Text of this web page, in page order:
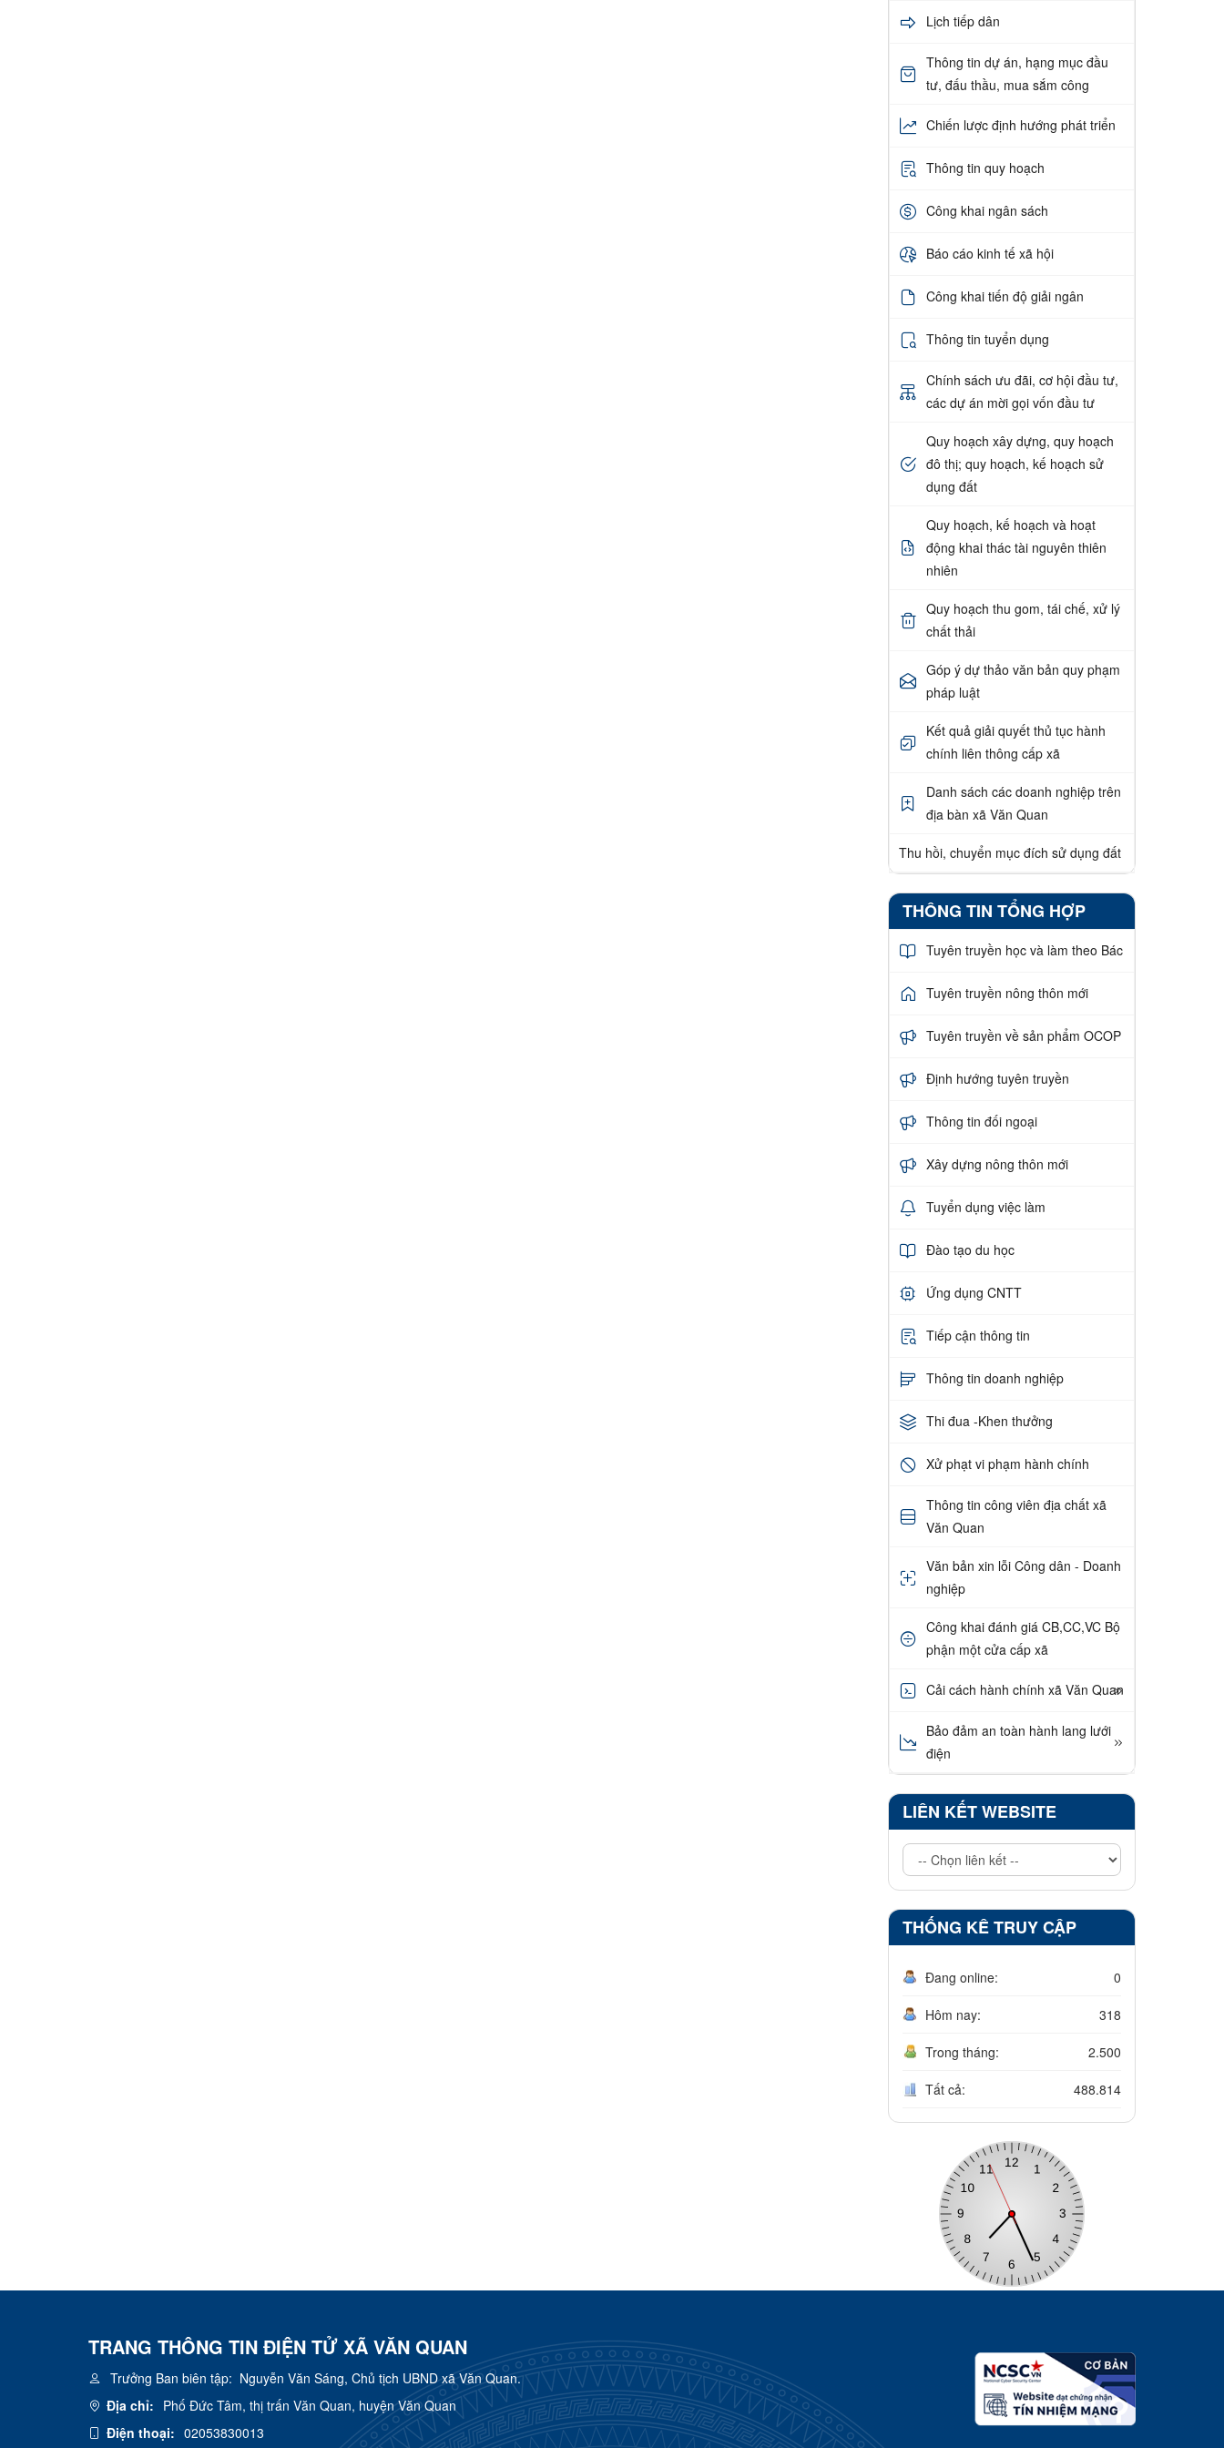
Lịch tiếp dân
Thông tin dự án, hạng mục đầu
tư, đấu thầu, mua sắm công
Chiến lược định hướng phát triển
Thông tin quy hoạch
Công khai ngân sách
Báo cáo kinh tế xã hội
Công khai tiến độ giải ngân
Thông tin tuyển dụng
Chính sách ưu đãi, cơ hội đầu tư,
các dự án mời gọi vốn đầu tư
Quy hoạch xây dựng, quy hoạch
đô thị; quy hoạch, kế hoạch sử
dụng đất
Quy hoạch, kế hoạch và hoạt
động khai thác tài nguyên thiên
nhiên
Quy hoạch thu gom, tái chế, xử lý
chất thải
Góp ý dự thảo văn bản quy phạm
pháp luật
Kết quả giải quyết thủ tục hành
chính liên thông cấp xã
Danh sách các doanh nghiệp trên
địa bàn xã Văn Quan
Thu hồi, chuyển mục đích sử dụng đất
THÔNG TIN TỔNG HỢP
Tuyên truyền học và làm theo Bác
Tuyên truyền nông thôn mới
Tuyên truyền về sản phẩm OCOP
Định hướng tuyên truyền
Thông tin đối ngoại
Xây dựng nông thôn mới
Tuyển dụng việc làm
Đào tạo du học
Ứng dụng CNTT
Tiếp cận thông tin
Thông tin doanh nghiệp
Thi đua -Khen thưởng
Xử phạt vi phạm hành chính
Thông tin công viên địa chất xã
Văn Quan
Văn bản xin lỗi Công dân - Doanh
nghiệp
Công khai đánh giá CB,CC,VC Bộ
phận một cửa cấp xã
Cải cách hành chính xã Văn Quan
Bảo đảm an toàn hành lang lưới
điện
LIÊN KẾT WEBSITE
THỐNG KÊ TRUY CẬP
Đang online: 0
Hôm nay: 318
Trong tháng: 2.500
Tất cả: 488.814
TRANG THÔNG TIN ĐIỆN TỬ XÃ VĂN QUAN
Trưởng Ban biên tập: Nguyễn Văn Sáng, Chủ tịch UBND xã Văn Quan.
Địa chỉ: Phố Đức Tâm, thị trấn Văn Quan, huyện Văn Quan
Điện thoại: 02053830013